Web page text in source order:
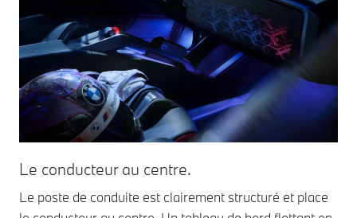
Le conducteur au centre.
Le poste de conduite est clairement structuré et place